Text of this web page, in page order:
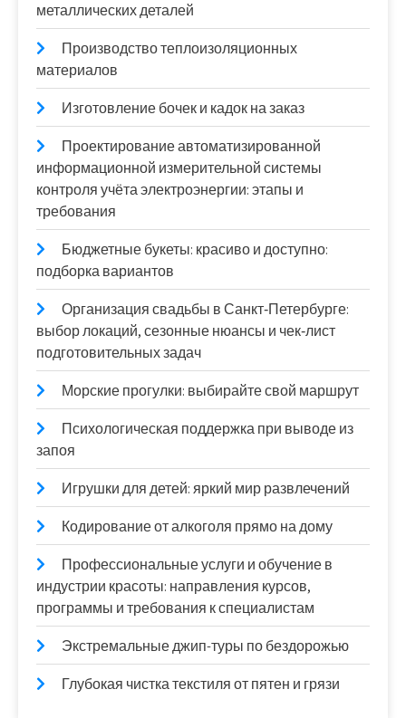
металлических деталей
Производство теплоизоляционных
материалов
Изготовление бочек и кадок на заказ
Проектирование автоматизированной
информационной измерительной системы
контроля учёта электроэнергии: этапы и
требования
Бюджетные букеты: красиво и доступно:
подборка вариантов
Организация свадьбы в Санкт‑Петербурге:
выбор локаций, сезонные нюансы и чек‑лист
подготовительных задач
Морские прогулки: выбирайте свой маршрут
Психологическая поддержка при выводе из
запоя
Игрушки для детей: яркий мир развлечений
Кодирование от алкоголя прямо на дому
Профессиональные услуги и обучение в
индустрии красоты: направления курсов,
программы и требования к специалистам
Экстремальные джип-туры по бездорожью
Глубокая чистка текстиля от пятен и грязи